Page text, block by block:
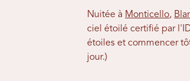
Nuitée à Monticello,
ciel étoilé certifié par
étoiles et commencer
jour.)